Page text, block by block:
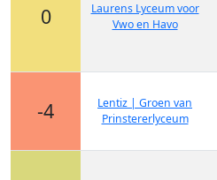
0
Laurens Lyceum voor
Vwo en Havo
-4
Lentiz | Groen van
Prinstererlyceum